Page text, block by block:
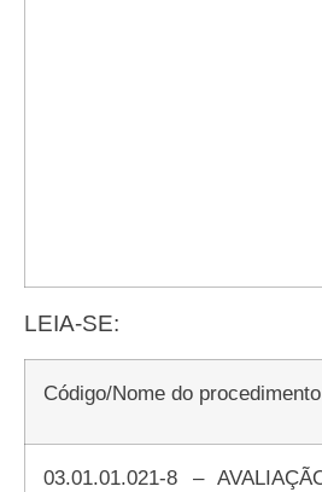
LEIA-SE:
Código/Nome do procedimento
03.01.01.021-8 – AVALIAÇÃO